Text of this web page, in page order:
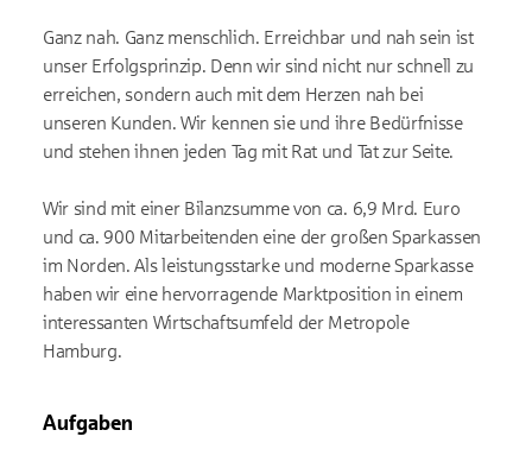
Ganz nah. Ganz menschlich. Erreichbar und nah sein ist
unser Erfolgsprinzip. Denn wir sind nicht nur schnell zu
erreichen, sondern auch mit dem Herzen nah bei
unseren Kunden. Wir kennen sie und ihre Bedürfnisse
und stehen ihnen jeden Tag mit Rat und Tat zur Seite.
Wir sind mit einer Bilanzsumme von ca. 6,9 Mrd. Euro
und ca. 900 Mitarbeitenden eine der großen Sparkassen
im Norden. Als leistungsstarke und moderne Sparkasse
haben wir eine hervorragende Marktposition in einem
interessanten Wirtschaftsumfeld der Metropole
Hamburg.
Aufgaben